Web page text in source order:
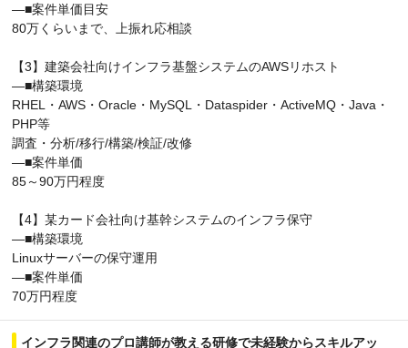
―■案件単価目安
80万くらいまで、上振れ応相談
【3】建築会社向けインフラ基盤システムのAWSリホスト
―■構築環境
RHEL・AWS・Oracle・MySQL・Dataspider・ActiveMQ・Java・
PHP等
調査・分析/移行/構築/検証/改修
―■案件単価
85～90万円程度
【4】某カード会社向け基幹システムのインフラ保守
―■構築環境
Linuxサーバーの保守運用
―■案件単価
70万円程度
インフラ関連のプロ講師が教える研修で未経験からスキルアッ